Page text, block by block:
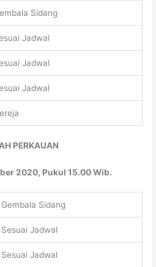
Sidang
Jadwal
Jadwal
Jadwal
PERKAUAN
2020, Pukul 15.00 Wib.
Gembala Sidang
Sesuai Jadwal
Sesuai Jadwal